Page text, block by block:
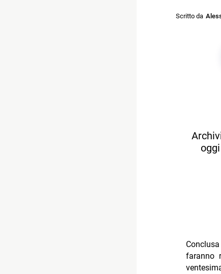
Scritto da
faranno